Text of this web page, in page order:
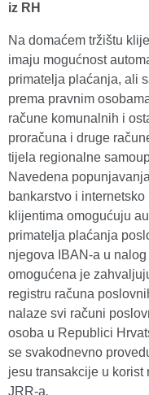
iz RH
Na domaćem tržištu
imaju mogućnost
primatelja plaćanja, ali
prema pravnim
račune komunalnih i
proračuna i druge
tijela regionalne
Navedena
bankarstvo i
klijentima omogućuju
primatelja plaćanja
njegova IBAN-a u
omogućena je
registru računa
nalaze svi računi
osoba u Republici
se svakodnevno
jesu transakcije u
JRR-a.